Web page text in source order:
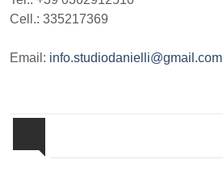
Cell.: 335217369
Email: info.studiodanielli@gmail.com